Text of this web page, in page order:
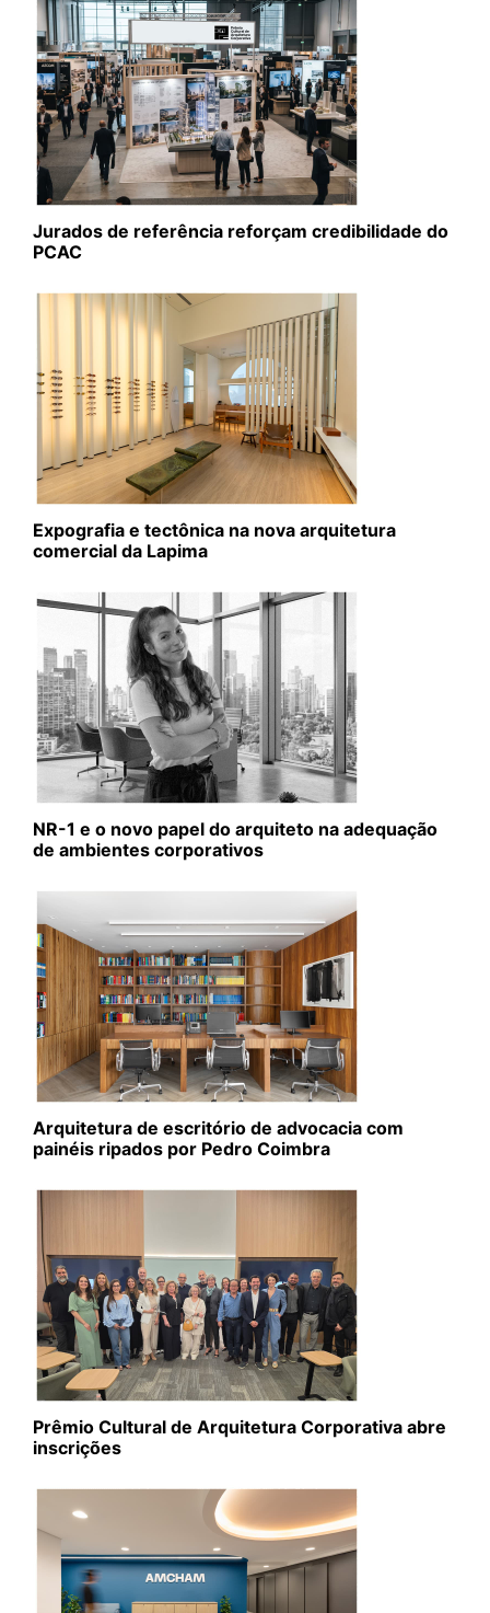
Jurados de referência reforçam credibilidade do
PCAC
Expografia e tectônica na nova arquitetura
comercial da Lapima
NR-1 e o novo papel do arquiteto na adequação
de ambientes corporativos
Arquitetura de escritório de advocacia com
painéis ripados por Pedro Coimbra
Prêmio Cultural de Arquitetura Corporativa abre
inscrições